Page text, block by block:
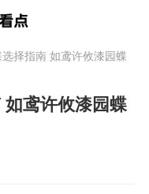
择指南 如鸢许攸漆园蝶
鸢许攸漆园蝶